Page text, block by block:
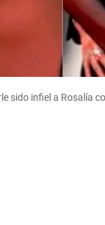
sido infiel a Rosalía